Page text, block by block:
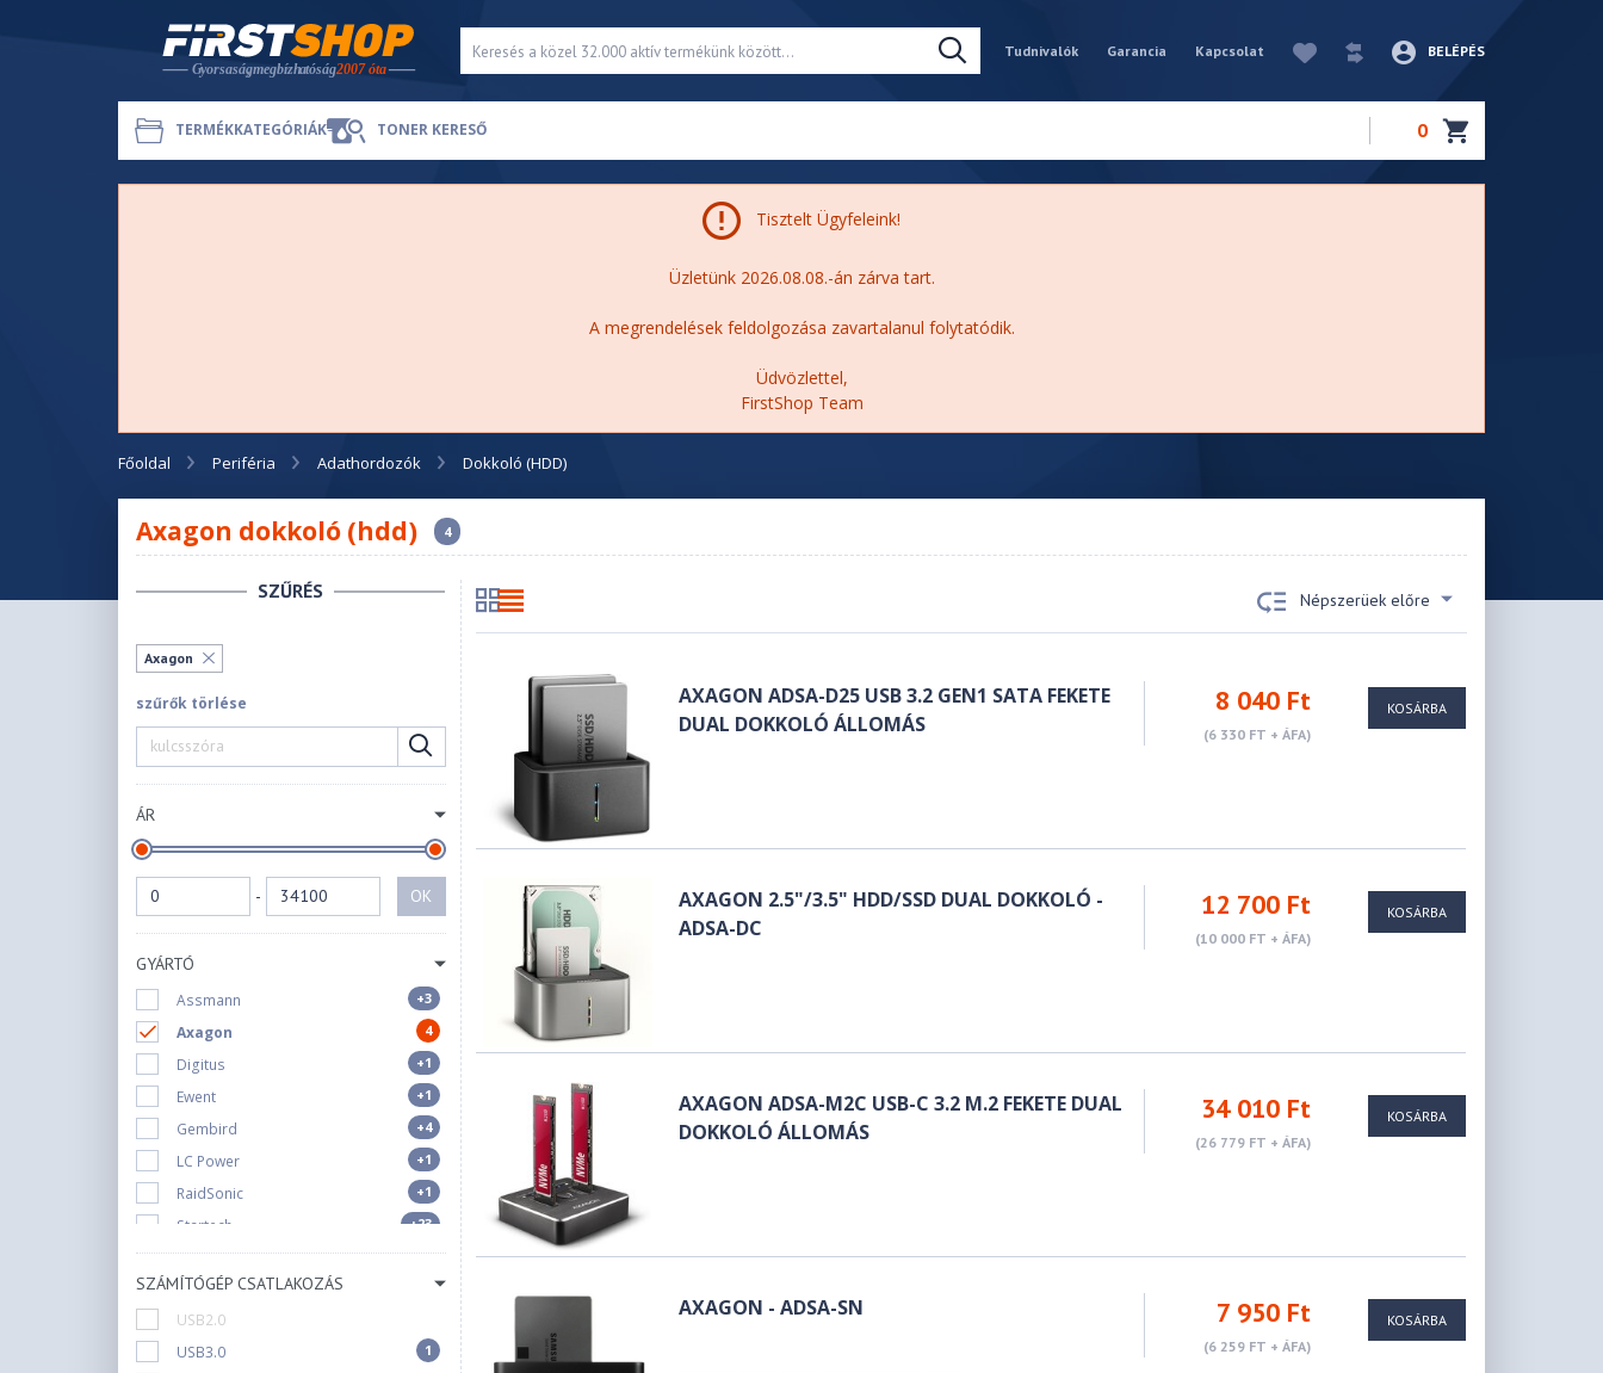
Tudnivalók Garancia Kapcsolat BELÉPÉS
TERMÉKKATEGÓRIÁK TONER KERESŐ 0
Tisztelt Ügyfeleink!
Üzletünk 2026.08.08.-án zárva tart.
A megrendelések feldolgozása zavartalanul folytatódik.
Üdvözlettel,
FirstShop Team
Főoldal Periféria Adathordozók Dokkoló (HDD)
Axagon dokkoló (hdd) 4
SZŰRÉS
Axagon
szűrők törlése
ÁR
- OK
GYÁRTÓ
Assmann +3
Axagon 4
Digitus +1
Ewent +1
Gembird +4
LC Power +1
RaidSonic +1
Startech +23
SZÁMÍTÓGÉP CSATLAKOZÁS
USB2.0
USB3.0
1
Népszerüek előre
AXAGON ADSA-D25 USB 3.2 GEN1 SATA FEKETE
DUAL DOKKOLÓ ÁLLOMÁS
8 040 Ft
(6 330 FT + ÁFA)
KOSÁRBA
AXAGON 2.5"/3.5" HDD/SSD DUAL DOKKOLÓ -
ADSA-DC
12 700 Ft
(10 000 FT + ÁFA)
KOSÁRBA
AXAGON ADSA-M2C USB-C 3.2 M.2 FEKETE DUAL
DOKKOLÓ ÁLLOMÁS
34 010 Ft
(26 779 FT + ÁFA)
KOSÁRBA
AXAGON - ADSA-SN 7 950 Ft
(6 259 FT + ÁFA)
KOSÁRBA